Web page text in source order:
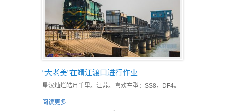
“大老美”在靖江渡口进行作业
星汉灿烂皓月千里。江苏。喜欢车型：SS8，DF4。
阅读更多